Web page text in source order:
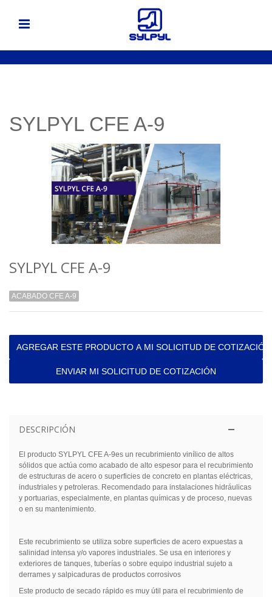
SYLPYL CFE A-9
SYLPYL CFE A-9
ACABADO CFE A-9
AGREGAR ESTE PRODUCTO A MI SOLICITUD DE COTIZACIÓN
ENVIAR MI SOLICITUD DE COTIZACIÓN
DESCRIPCIÓN
El producto SYLPYL CFE A-9es un recubrimiento vinílico de altos
sólidos que actúa como acabado de alto espesor para el recubrimiento
de estructuras de acero o superficies de concreto en plantas eléctricas,
industriales y petroleras. Recomendado para instalaciones hidráulicas
y portuarias, especialmente, en plantas químicas y de proceso, nuevas
o en su mantenimiento.
Este recubrimiento se utiliza sobre superficies de acero expuestas a
salinidad intensa y/o vapores industriales. Se usa en interiores y
exteriores de tanques, tuberías o sobre equipo industrial sujeto a
derrames y salpicaduras de productos corrosivos
Este producto de secado rápido es muy útil para el recubrimiento de